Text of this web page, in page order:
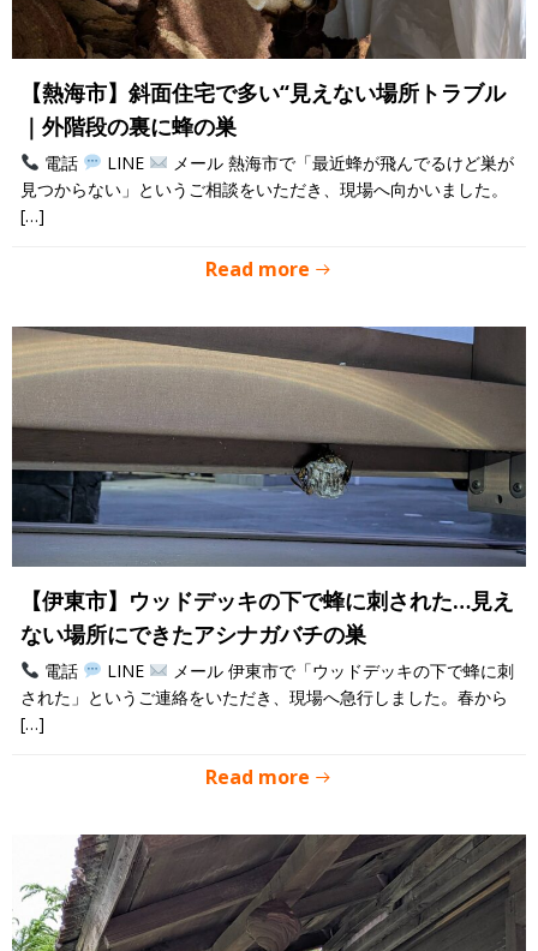
【熱海市】斜面住宅で多い“見えない場所トラブル
｜外階段の裏に蜂の巣
電話 LINE
メール 熱海市で「最近蜂が飛んでるけど巣が
見つからない」というご相談をいただき、現場へ向かいました。
[…]
Read more
【伊東市】ウッドデッキの下で蜂に刺された…見え
ない場所にできたアシナガバチの巣
電話 LINE
メール 伊東市で「ウッドデッキの下で蜂に刺
された」というご連絡をいただき、現場へ急行しました。春から
[…]
Read more